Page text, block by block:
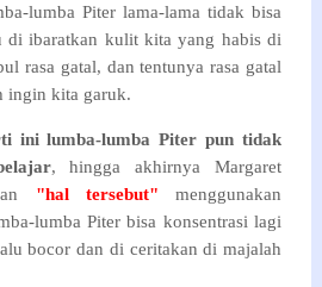
lumba Piter lama-lama tidak bisa
di ibaratkan kulit kita yang habis di
rasa gatal, dan tentunya rasa gatal
ingin kita garuk.
ini lumba-lumba Piter pun tidak
, hingga akhirnya Margaret
"hal tersebut" menggunakan
lumba Piter bisa konsentrasi lagi
bocor dan di ceritakan di majalah